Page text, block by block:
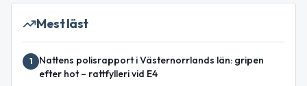
Mest läst
1
Nattens polisrapport i Västernorrlands län: gripen
efter hot – rattfylleri vid E4